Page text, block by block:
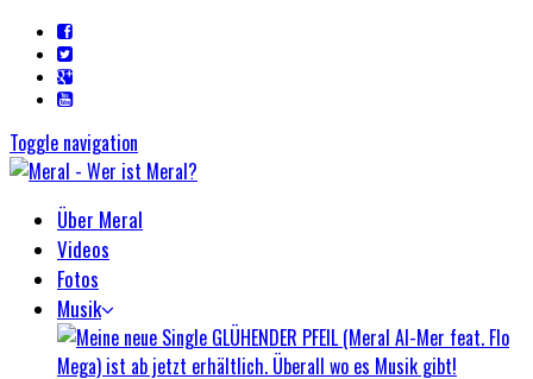
Toggle navigation
Über Meral
Videos
Fotos
Musik